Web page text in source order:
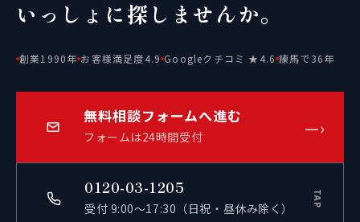
いっしょに探しませんか。
創業1990年 お客様満足度4.9 Googleクチコミ ★4.6 練馬で36年
無料相談フォームへ進む
フォームは24時間受付 —›
0120-03-1205
受付 9:00〜17:30（日祝・昼休み除く） TAP